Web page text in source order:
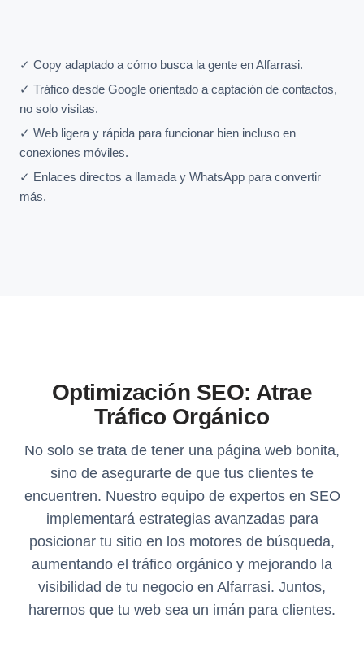
✓ Copy adaptado a cómo busca la gente en Alfarrasi.
✓ Tráfico desde Google orientado a captación de contactos,
no solo visitas.
✓ Web ligera y rápida para funcionar bien incluso en
conexiones móviles.
✓ Enlaces directos a llamada y WhatsApp para convertir
más.
Optimización SEO: Atrae
Tráfico Orgánico
No solo se trata de tener una página web bonita,
sino de asegurarte de que tus clientes te
encuentren. Nuestro equipo de expertos en SEO
implementará estrategias avanzadas para
posicionar tu sitio en los motores de búsqueda,
aumentando el tráfico orgánico y mejorando la
visibilidad de tu negocio en Alfarrasi. Juntos,
haremos que tu web sea un imán para clientes.